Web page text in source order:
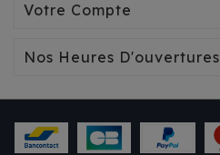
Votre Compte
Nos Heures D'ouvertures